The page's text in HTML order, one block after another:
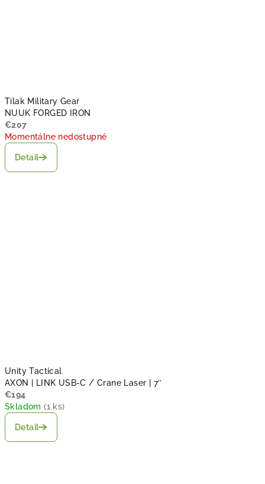
NUUK FORGED IRON
Tilak Military Gear
€207
Momentálne nedostupné
Detail
AXON | LINK USB-C / Crane Laser | 7″
Unity Tactical
€194
Skladom(1 ks)
Detail